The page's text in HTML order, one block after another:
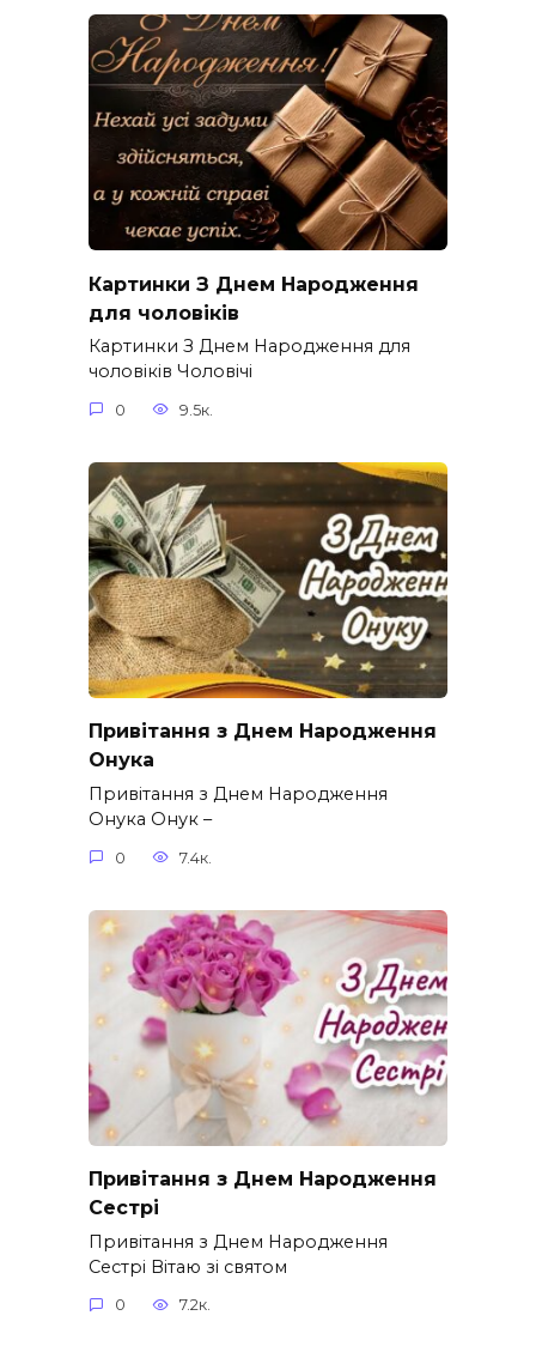
Картинки З Днем Народження
для чоловіків​
Картинки З Днем Народження для
чоловіків​ Чоловічі
0 9.5к.
Привітання з Днем Народження
Онука
Привітання з Днем Народження
Онука Онук –
0 7.4к.
Привітання з Днем Народження
Сестрі
Привітання з Днем Народження
Сестрі Вітаю зі святом
0 7.2к.